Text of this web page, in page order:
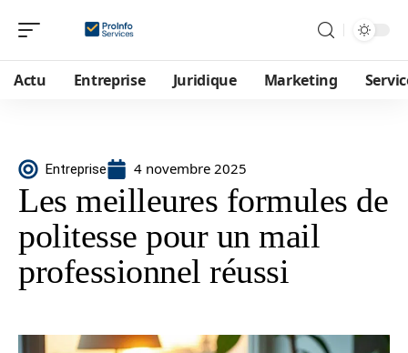
Actu Entreprise Juridique Marketing
Entreprise 4 novembre 2025
Les meilleures formules de
politesse pour un mail
professionnel réussi